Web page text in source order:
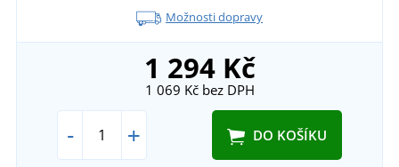
Možnosti dopravy
1 294 Kč
1 069 Kčbez DPH
- + DO KOŠÍKU